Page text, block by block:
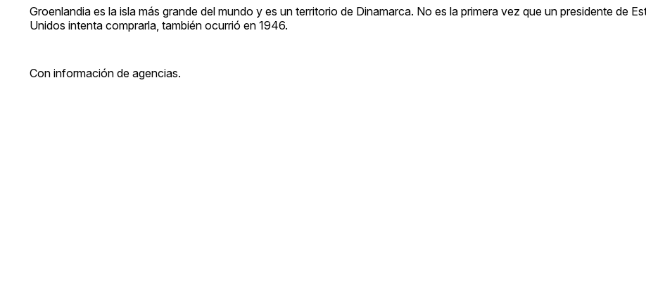
Groenlandia es la isla más grande del mundo y es un territorio de Dinamarca. No es la primera vez que un presidente de
Unidos intenta comprarla, también ocurrió en 1946.
Con información de agencias.